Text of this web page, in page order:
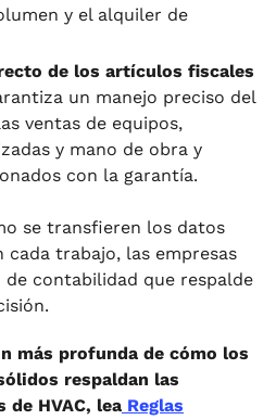
y el alquiler de
de los artículos fiscales
un manejo preciso del
ventas de equipos,
y mano de obra y
con la garantía.
se transfieren los datos
cada trabajo, las empresas
contabilidad que respalde
más profunda de cómo los
respaldan las
de HVAC, lea Reglas